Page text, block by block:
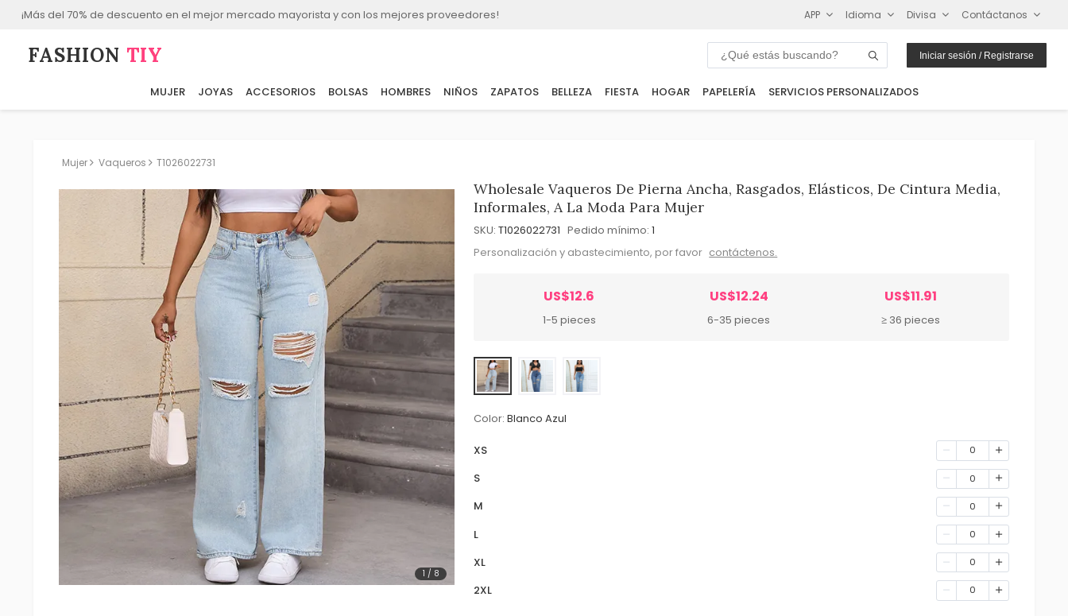
¡Más del 70% de descuento en el mejor mercado mayorista y con los mejores proveedores! APP Idioma Divisa Contáctanos
FASHION⁠ TIY Iniciar sesión / Registrarse
MUJER JOYAS ACCESORIOS BOLSAS HOMBRES NIÑOS ZAPATOS BELLEZA FIESTA HOGAR PAPELERÍA SERVICIOS PERSONALIZADOS
Mujer Vaqueros T1026022731
1 / 8
Wholesale Vaqueros De Pierna Ancha, Rasgados, Elásticos, De Cintura Media,
Informales, A La Moda Para Mujer
SKU: T1026022731 Pedido mínimo: 1
Personalización y abastecimiento, por favor contáctenos.
US$12.6
1-5 pieces
US$12.24
6-35 pieces
US$11.91
≥ 36 pieces
Color: Blanco Azul
XS 0
S 0
M 0
L 0
XL 0
2XL 0